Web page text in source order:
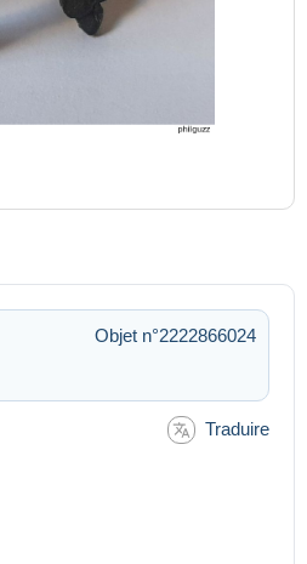
Objet n°2222866024
Traduire